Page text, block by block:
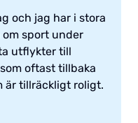
och jag har i stora
sport under
utflykter till
oftast tillbaka
är tillräckligt roligt.